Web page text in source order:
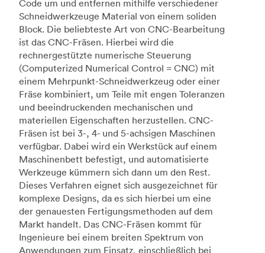
Code um und entfernen mithilfe verschiedener
Schneidwerkzeuge Material von einem soliden
Block. Die beliebteste Art von CNC-Bearbeitung
ist das CNC-Fräsen. Hierbei wird die
rechnergestützte numerische Steuerung
(Computerized Numerical Control = CNC) mit
einem Mehrpunkt-Schneidwerkzeug oder einer
Fräse kombiniert, um Teile mit engen Toleranzen
und beeindruckenden mechanischen und
materiellen Eigenschaften herzustellen. CNC-
Fräsen ist bei 3-, 4- und 5-achsigen Maschinen
verfügbar. Dabei wird ein Werkstück auf einem
Maschinenbett befestigt, und automatisierte
Werkzeuge kümmern sich dann um den Rest.
Dieses Verfahren eignet sich ausgezeichnet für
komplexe Designs, da es sich hierbei um eine
der genauesten Fertigungsmethoden auf dem
Markt handelt. Das CNC-Fräsen kommt für
Ingenieure bei einem breiten Spektrum von
Anwendungen zum Einsatz, einschließlich bei